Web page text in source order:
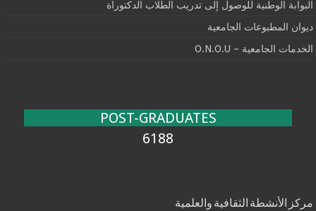
البوابة الوطنية للوصول إلى تدريب الطلاب الدكتوراة
ديوان المطبوعات الجامعية
الخدمات الجامعية – O.N.O.U
POST-GRADUATES
6188
مركز الأنشطة الثقافية والعلمية